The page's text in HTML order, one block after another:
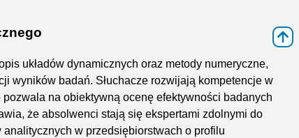
układów dynamicznych oraz metody numeryczne,
wyników badań. Słuchacze rozwijają kompetencje w
na obiektywną ocenę efektywności badanych
że absolwenci stają się ekspertami zdolnymi do
w przedsiębiorstwach o profilu